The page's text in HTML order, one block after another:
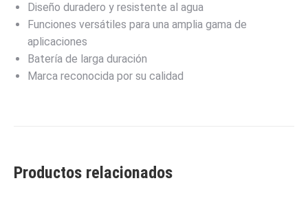
Diseño duradero y resistente al agua
Funciones versátiles para una amplia gama de
aplicaciones
Batería de larga duración
Marca reconocida por su calidad
Productos relacionados